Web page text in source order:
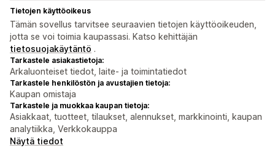
Tietojen käyttöoikeus
Tämän sovellus tarvitsee seuraavien tietojen käyttöoikeuden,
jotta se voi toimia kaupassasi. Katso kehittäjän
tietosuojakäytäntö .
Tarkastele asiakastietoja:
Arkaluonteiset tiedot, laite- ja toimintatiedot
Tarkastele henkilöstön ja avustajien tietoja:
Kaupan omistaja
Tarkastele ja muokkaa kaupan tietoja:
Asiakkaat, tuotteet, tilaukset, alennukset, markkinointi, kaupan
analytiikka, Verkkokauppa
Näytä tiedot